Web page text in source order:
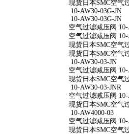
现货日本SMC空气
10-AW30-03G-JN
10-AW30-03G-JN
空气过滤减压阀 10-
空气过滤减压阀 10-
现货日本SMC空气
现货日本SMC空气
10-AW30-03-JN
空气过滤减压阀 10-
现货日本SMC空气
10-AW30-03-JNR
空气过滤减压阀 10-
现货日本SMC空气
10-AW4000-03
空气过滤减压阀 10-
现货日本SMC空气